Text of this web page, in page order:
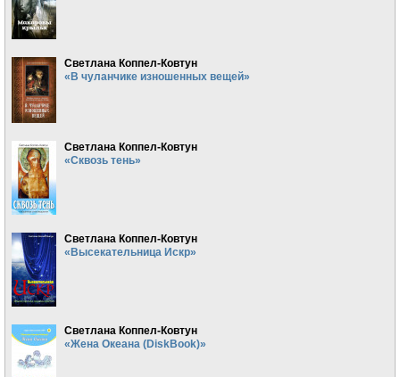
Светлана Коппел-Ковтун
«В чуланчике изношенных вещей»
Светлана Коппел-Ковтун
«Сквозь тень»
Светлана Коппел-Ковтун
«Высекательница Искр»
Светлана Коппел-Ковтун
«Жена Океана (DiskBook)»